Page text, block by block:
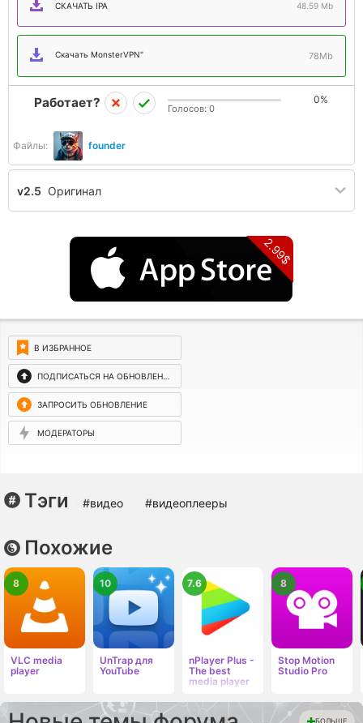
СКАЧАТЬ IPA 48.59 Mb
Скачать MonsterVPN" 78Mb
Файлы: founder
Работает? 0%
Голосов: 0
v2.5 Оригинал
2.99$
В ИЗБРАННОЕ
ПОДПИСАТЬСЯ НА ОБНОВЛЕНИЯ
ЗАПРОСИТЬ ОБНОВЛЕНИЕ
МОДЕРАТОРЫ
Тэги #видео #видеоплееры
Похожие
VLC media
player
8
UnTrap для
YouTube
10
nPlayer Plus -
The best
media player
7.6
Stop Motion
Studio Pro
8